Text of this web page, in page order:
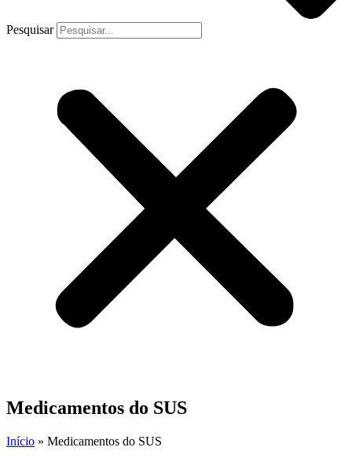
Pesquisar
Medicamentos do SUS
Início » Medicamentos do SUS